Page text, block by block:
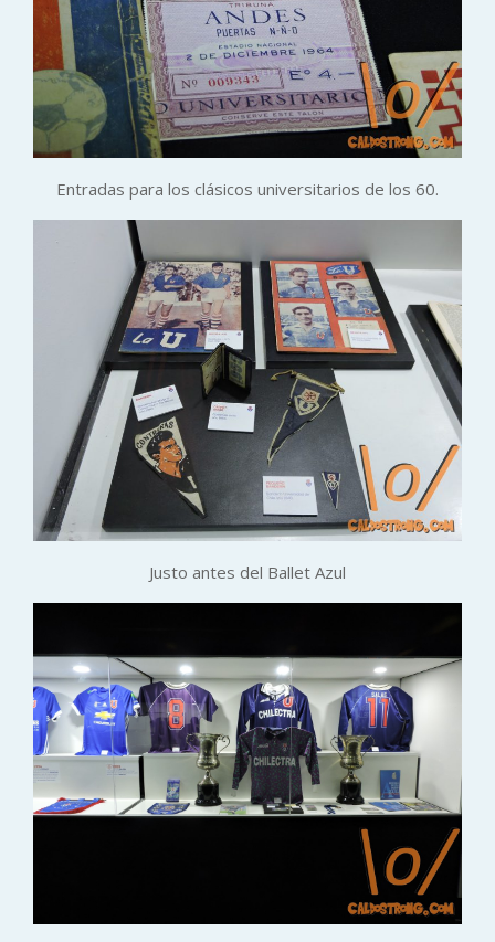
Entradas para los clásicos universitarios de los 60.
Justo antes del Ballet Azul